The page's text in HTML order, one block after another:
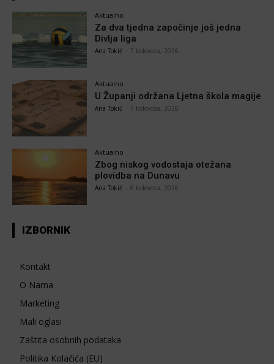
Aktualno
Za dva tjedna započinje još jedna
Divlja liga
Ana Tokić 7 kolovoza, 2026
Aktualno
U Županji održana Ljetna škola magije
Ana Tokić 7 kolovoza, 2026
Aktualno
Zbog niskog vodostaja otežana
plovidba na Dunavu
Ana Tokić 6 kolovoza, 2026
IZBORNIK
Kontakt
O Nama
Marketing
Mali oglasi
Zaštita osobnih podataka
Politika Kolačića (EU)